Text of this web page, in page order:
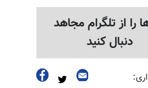
را از تلگرام مجاهد
دنبال کنید